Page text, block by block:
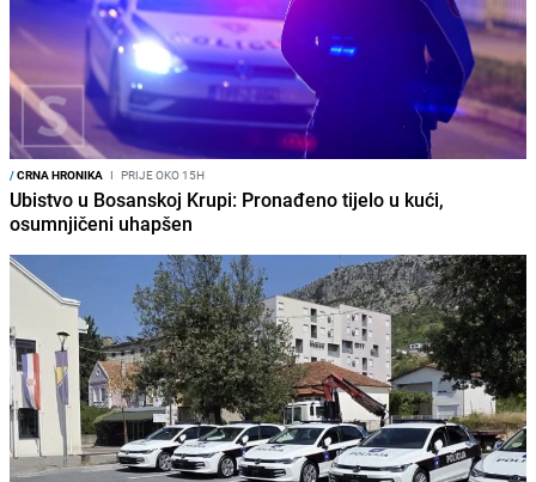
/CRNA HRONIKA I PRIJE OKO 15H
Ubistvo u Bosanskoj Krupi: Pronađeno tijelo u kući,
osumnjičeni uhapšen